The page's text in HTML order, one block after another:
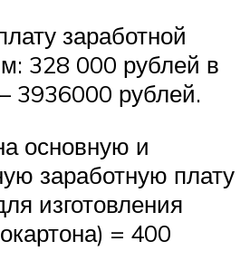
заработной
328 000 рублей в
3936000 рублей.
основную и
заработную плату
изготовления
= 400